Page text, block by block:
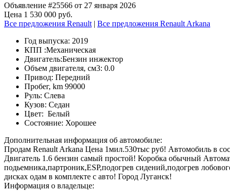
Объявление #25566 от 27 января 2026
Цена 1 530 000 руб.
Все предложения Renault | Все предложения Renault Arkana
Год выпуска: 2019
КПП :Механическая
Двигатель:Бензин инжектор
Объем двигателя, см3: 0.0
Привод: Передний
Пробег, km 99000
Руль: Слева
Кузов: Седан
Цвет: Белый
Состояние: Хорошее
Дополнительная информация об автомобиле:
Продам Renault Arkana Цена 1мил.530тыс руб! Автомобиль в
Двигатель 1.6 бензин самый простой! Коробка обычный
подьемника,партроник,ESP,подогрев сидений,подогрев
дисках одам в комплекте с авто! Город Луганск!
Информация о владельце: